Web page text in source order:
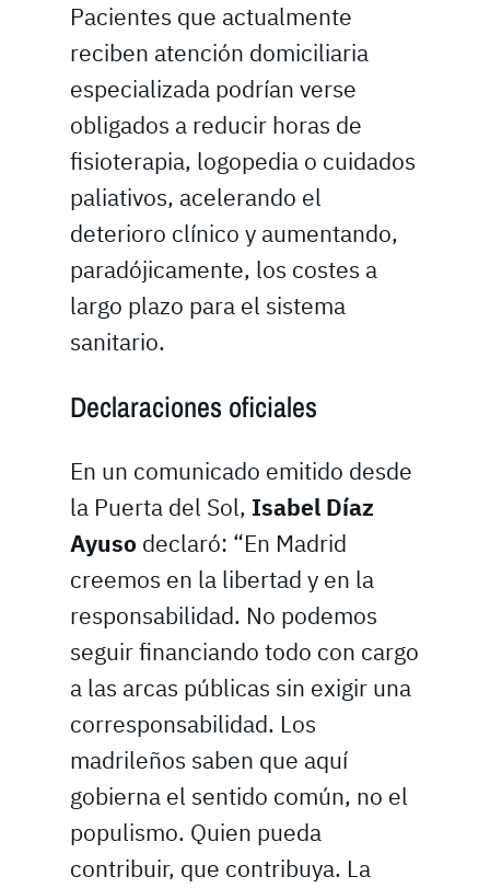
Pacientes que actualmente
reciben atención domiciliaria
especializada podrían verse
obligados a reducir horas de
fisioterapia, logopedia o cuidados
paliativos, acelerando el
deterioro clínico y aumentando,
paradójicamente, los costes a
largo plazo para el sistema
sanitario.
Declaraciones oficiales
En un comunicado emitido desde
la Puerta del Sol, Isabel Díaz
Ayuso declaró: “En Madrid
creemos en la libertad y en la
responsabilidad. No podemos
seguir financiando todo con cargo
a las arcas públicas sin exigir una
corresponsabilidad. Los
madrileños saben que aquí
gobierna el sentido común, no el
populismo. Quien pueda
contribuir, que contribuya. La